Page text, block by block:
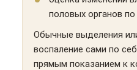
половых органов
Обычные выделения
воспаление сами по
прямым показанием к